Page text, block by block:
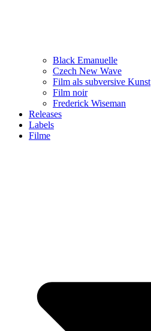
Black Emanuelle
Czech New Wave
Film als subversive Kunst
Film noir
Frederick Wiseman
Releases
Labels
Filme